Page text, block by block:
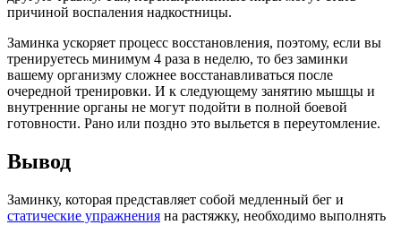
причиной воспаления надкостницы.
Заминка ускоряет процесс восстановления, поэтому, если вы
тренируетесь минимум 4 раза в неделю, то без заминки
вашему организму сложнее восстанавливаться после
очередной тренировки. И к следующему занятию мышцы и
внутренние органы не могут подойти в полной боевой
готовности. Рано или поздно это выльется в переутомление.
Вывод
Заминку, которая представляет собой медленный бег и
статические упражнения на растяжку, необходимо выполнять